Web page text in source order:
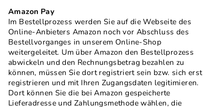
Amazon Pay
Im Bestellprozess werden Sie auf die Webseite des
Online-Anbieters Amazon noch vor Abschluss des
Bestellvorganges in unserem Online-Shop
weitergeleitet. Um über Amazon den Bestellprozess
abwickeln und den Rechnungsbetrag bezahlen zu
können, müssen Sie dort registriert sein bzw. sich erst
registrieren und mit Ihren Zugangsdaten legitimieren.
Dort können Sie die bei Amazon gespeicherte
Lieferadresse und Zahlungsmethode wählen, die